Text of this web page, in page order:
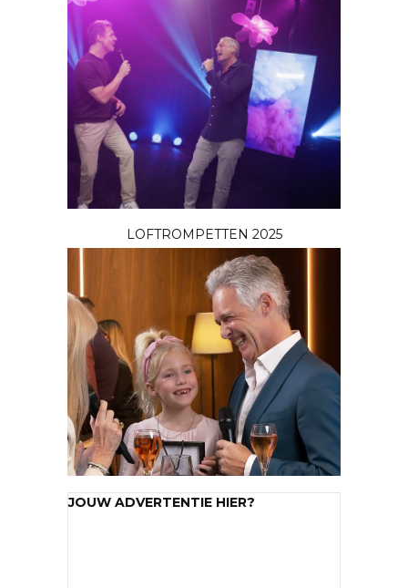
LOFTROMPETTEN 2025
JOUW ADVERTENTIE HIER?